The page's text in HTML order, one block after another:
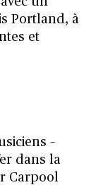
Portland, à
et
–
dans la
Carpool